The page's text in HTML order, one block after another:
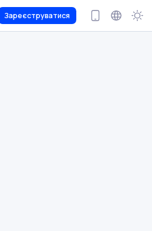
Зареєструватися